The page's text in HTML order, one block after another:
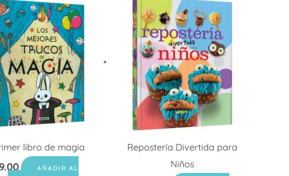
libro de magia
AÑADIR AL
Repostería Divertida para
Niños